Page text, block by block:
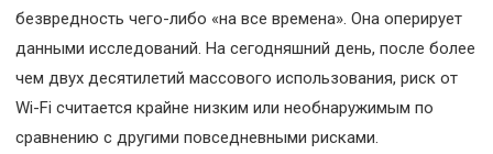
безвредность чего-либо «на все времена». Она оперирует
данными исследований. На сегодняшний день, после более
чем двух десятилетий массового использования, риск от
Wi-Fi считается крайне низким или необнаружимым по
сравнению с другими повседневными рисками.